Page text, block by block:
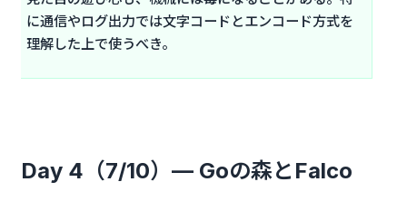
に通信やログ出力では文字コードとエンコード方式を
理解した上で使うべき。
Day 4（7/10）— Goの森とFalco